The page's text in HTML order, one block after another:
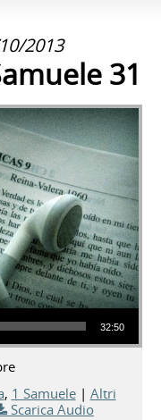
2013
31
32:50
, 1 Samuele| Altri
Scarica Audio